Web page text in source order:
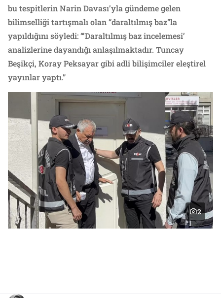
bu tespitlerin Narin Davası’yla gündeme gelen
bilimselliği tartışmalı olan “daraltılmış baz”la
yapıldığını söyledi: “’Daraltılmış baz incelemesi’
analizlerine dayandığı anlaşılmaktadır. Tuncay
Beşikçi, Koray Peksayar gibi adli bilişimciler eleştirel
yayınlar yaptı.”
2